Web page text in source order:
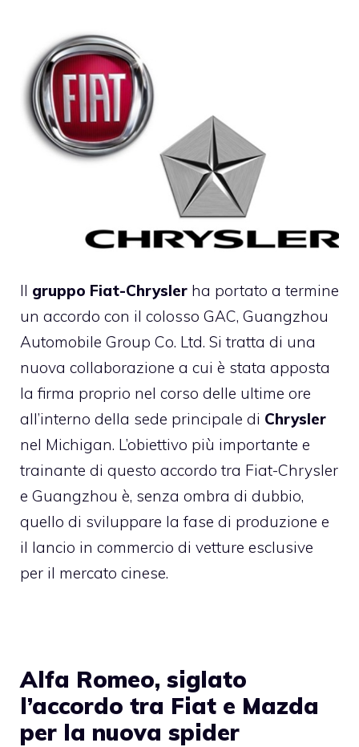
Il gruppo Fiat-Chrysler ha portato a termine
un accordo con il colosso GAC, Guangzhou
Automobile Group Co. Ltd. Si tratta di una
nuova collaborazione a cui è stata apposta
la firma proprio nel corso delle ultime ore
all’interno della sede principale di Chrysler
nel Michigan. L’obiettivo più importante e
trainante di questo accordo tra Fiat-Chrysler
e Guangzhou è, senza ombra di dubbio,
quello di sviluppare la fase di produzione e
il lancio in commercio di vetture esclusive
per il mercato cinese.
Alfa Romeo, siglato
l’accordo tra Fiat e Mazda
per la nuova spider